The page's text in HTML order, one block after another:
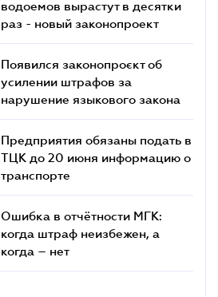
водоемов вырастут в десятки
раз - новый законопроект
Появился законопроєкт об
усилении штрафов за
нарушение языкового закона
Предприятия обязаны подать в
ТЦК до 20 июня информацию о
транспорте
Ошибка в отчётности МГК:
когда штраф неизбежен, а
когда – нет